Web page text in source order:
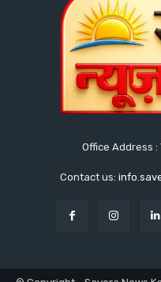
Office Address
Contact us: